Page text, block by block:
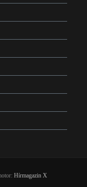
Hírmagazin X